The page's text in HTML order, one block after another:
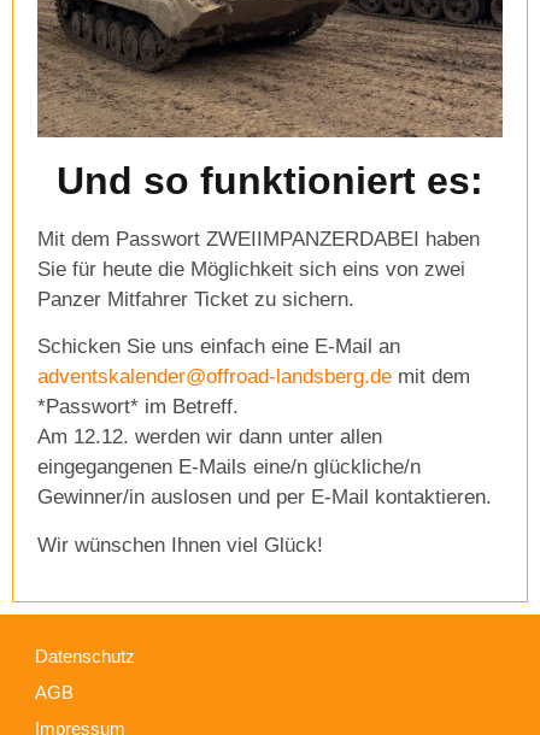
Und so funktioniert es:
Mit dem Passwort ZWEIIMPANZERDABEI haben
Sie für heute die Möglichkeit sich eins von zwei
Panzer Mitfahrer Ticket zu sichern.
Schicken Sie uns einfach eine E-Mail an
adventskalender@offroad-landsberg.de mit dem
*Passwort* im Betreff.
Am 12.12. werden wir dann unter allen
eingegangenen E-Mails eine/n glückliche/n
Gewinner/in auslosen und per E-Mail kontaktieren.
Wir wünschen Ihnen viel Glück!
Datenschutz
AGB
Impressum